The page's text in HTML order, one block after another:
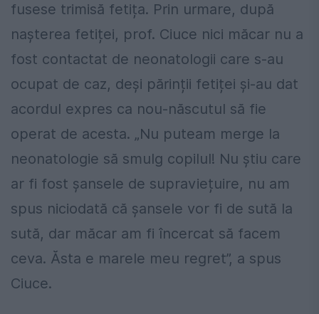
fusese trimisă fetița. Prin urmare, după
nașterea fetiței, prof. Ciuce nici măcar nu a
fost contactat de neonatologii care s-au
ocupat de caz, deși părinții fetiței și-au dat
acordul expres ca nou-născutul să fie
operat de acesta. „Nu puteam merge la
neonatologie să smulg copilul! Nu știu care
ar fi fost șansele de supraviețuire, nu am
spus niciodată că șansele vor fi de sută la
sută, dar măcar am fi încercat să facem
ceva. Ăsta e marele meu regret”, a spus
Ciuce.